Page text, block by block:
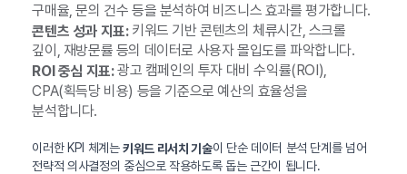
구매율, 문의 건수 등을 분석하여 비즈니스 효과를 평가합니다.
콘텐츠 성과 지표:키워드 기반 콘텐츠의 체류시간, 스크롤
깊이, 재방문률 등의 데이터로 사용자 몰입도를 파악합니다.
ROI 중심 지표:광고 캠페인의 투자 대비 수익률(ROI),
CPA(획득당 비용) 등을 기준으로 예산의 효율성을
분석합니다.
이러한 KPI 체계는키워드 리서치 기술이 단순 데이터 분석 단계를 넘어
전략적 의사결정의 중심으로 작용하도록 돕는 근간이 됩니다.